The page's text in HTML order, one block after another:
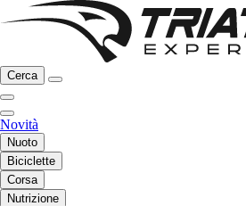
Cerca
Novità
Nuoto
Biciclette
Corsa
Nutrizione